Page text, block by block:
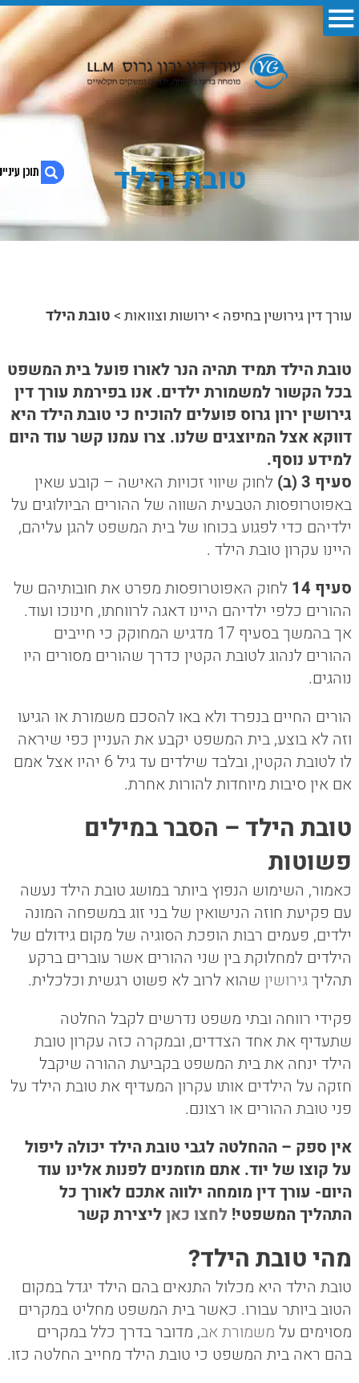
1. טובת הילד
טובת הילד
עורך דין גירושין בחיפה >ירושות וצוואות>טובת הילד
טובת הילד תמיד תהיה הנר לאורו פועל בית המשפט
בכל הקשור למשמורת ילדים. אנו בפירמת עורך דין
גירושין ירון גרוס פועלים להוכיח כי טובת הילד היא
דווקא אצל המיוצגים שלנו. צרו עמנו קשר עוד היום
למידע נוסף.
סעיף 3 (ב)
לחוק שיווי זכויות האישה – קובע שאין
באפוטרופסות הטבעית השווה של ההורים הביולוגים על
ילדיהם כדי לפגוע בכוחו של בית המשפט להגן עליהם,
היינו עקרון טובת הילד .
סעיף 14
לחוק האפוטרופסות מפרט את חובותיהם של
ההורים כלפי ילדיהם היינו דאגה לרווחתו, חינוכו ועוד.
אך בהמשך בסעיף 17 מדגיש המחוקק כי חייבים
ההורים לנהוג לטובת הקטין כדרך שהורים מסורים היו
נוהגים.
הורים החיים בנפרד ולא באו להסכם משמורת או הגיעו
וזה לא בוצע, בית המשפט יקבע את העניין כפי שיראה
לו לטובת הקטין, ובלבד שילדים עד גיל 6 יהיו אצל אמם
אם אין סיבות מיוחדות להורות אחרת.
טובת הילד – הסבר במילים
פשוטות
כאמור, השימוש הנפוץ ביותר במושג טובת הילד נעשה
עם פקיעת חוזה הנישואין של בני זוג במשפחה המונה
ילדים, פעמים רבות הופכת הסוגיה של מקום גידולם של
הילדים למחלוקת בין שני ההורים אשר עוברים ברקע
תהליךגירושין שהוא לרוב לא פשוט רגשית וכלכלית.
פקידי רווחה ובתי משפט נדרשים לקבל החלטה
שתעדיף את אחד הצדדים, ובמקרה כזה עקרון טובת
הילד ינחה את בית המשפט בקביעת ההורה שיקבל
חזקה על הילדים אותו עקרון המעדיף את טובת הילד על
פני טובת ההורים או רצונם.
אין ספק – ההחלטה לגבי טובת הילד יכולה ליפול
על קוצו של יוד. אתם מוזמנים לפנות אלינו עוד
היום- עורך דין מומחה ילווה אתכם לאורך כל
התהליך המשפטי! לחצו כאןליצירת קשר
מהי טובת הילד?
טובת הילד היא מכלול התנאים בהם הילד יגדל במקום
הטוב ביותר עבורו. כאשר בית המשפט מחליט במקרים
מסוימים על משמורת אב, מדובר בדרך כלל במקרים
בהם ראה בית המשפט כי טובת הילד מחייב החלטה כזו.